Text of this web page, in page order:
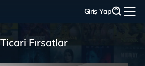
Giriş Yap
Ticari Fırsatlar